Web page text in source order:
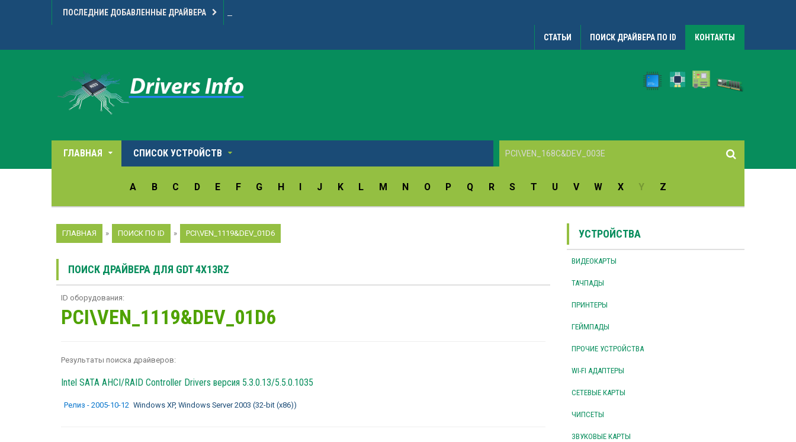
ПОСЛЕДНИЕ ДОБАВЛЕННЫЕ ДРАЙВЕРА
СТАТЬИ ПОИСК ДРАЙВЕРА ПО ID КОНТАКТЫ
ГЛАВНАЯ СПИСОК УСТРОЙСТВ
A B C D E F G H J K L M N O P Q R S T U V W X Y Z
ГЛАВНАЯ » ПОИСК ПО ID » PCI\VEN_1119&DEV_01D6
ПОИСК ДРАЙВЕРА ДЛЯ GDT 4X13RZ
ID оборудования:
PCI\VEN_1119&DEV_01D6
Результаты поиска драйверов:
Intel SATA AHCI/RAID Controller Drivers версия 5.3.0.13/5.5.0.1035
Релиз - 2005-10-12 Windows XP, Windows Server 2003 (32-bit (x86))
УСТРОЙСТВА
ВИДЕОКАРТЫ
ТАЧПАДЫ
ПРИНТЕРЫ
ГЕЙМПАДЫ
ПРОЧИЕ УСТРОЙСТВА
WI-FI АДАПТЕРЫ
СЕТЕВЫЕ КАРТЫ
ЧИПСЕТЫ
ЗВУКОВЫЕ КАРТЫ